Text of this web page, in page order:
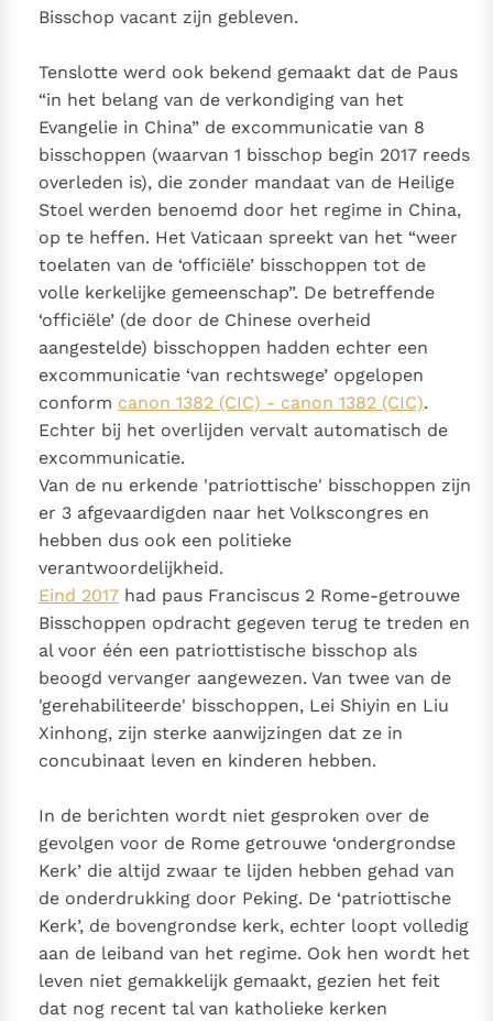
Bisschop vacant zijn gebleven.
Tenslotte werd ook bekend gemaakt dat de Paus
“in het belang van de verkondiging van het
Evangelie in China” de excommunicatie van 8
bisschoppen (waarvan 1 bisschop begin 2017 reeds
overleden is), die zonder mandaat van de Heilige
Stoel werden benoemd door het regime in China,
op te heffen. Het Vaticaan spreekt van het “weer
toelaten van de ‘officiële’ bisschoppen tot de
volle kerkelijke gemeenschap”. De betreffende
‘officiële’ (de door de Chinese overheid
aangestelde) bisschoppen hadden echter een
excommunicatie ‘van rechtswege’ opgelopen
conform canon 1382 (CIC) - canon 1382 (CIC).
Echter bij het overlijden vervalt automatisch de
excommunicatie.
Van de nu erkende 'patriottische' bisschoppen zijn
er 3 afgevaardigden naar het Volkscongres en
hebben dus ook een politieke
verantwoordelijkheid.
Eind 2017 had paus Franciscus 2 Rome-getrouwe
Bisschoppen opdracht gegeven terug te treden en
al voor één een patriottistische bisschop als
beoogd vervanger aangewezen. Van twee van de
'gerehabiliteerde' bisschoppen, Lei Shiyin en Liu
Xinhong, zijn sterke aanwijzingen dat ze in
concubinaat leven en kinderen hebben.
In de berichten wordt niet gesproken over de
gevolgen voor de Rome getrouwe ‘ondergrondse
Kerk’ die altijd zwaar te lijden hebben gehad van
de onderdrukking door Peking. De ‘patriottische
Kerk’, de bovengrondse kerk, echter loopt volledig
aan de leiband van het regime. Ook hen wordt het
leven niet gemakkelijk gemaakt, gezien het feit
dat nog recent tal van katholieke kerken